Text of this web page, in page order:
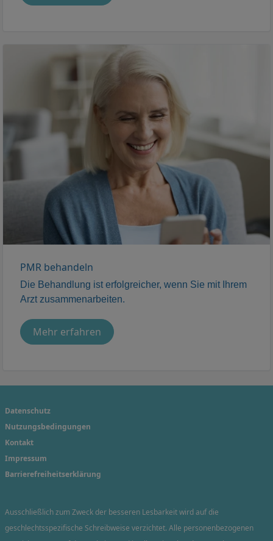
PMR behandeln
Die Behandlung ist erfolgreicher, wenn Sie mit Ihrem
Arzt zusammenarbeiten.
Mehr erfahren
Datenschutz
Nutzungsbedingungen
Kontakt
Impressum
Barrierefreiheitserklärung
Ausschließlich zum Zweck der besseren Lesbarkeit wird auf die
geschlechtsspezifische Schreibweise verzichtet. Alle personenbezogenen